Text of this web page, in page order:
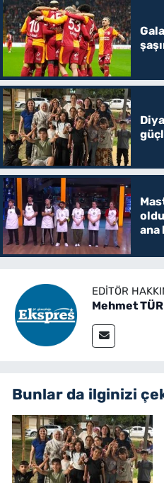
ana
EDITÖR
Mehmet
Bunlar da ilginizi